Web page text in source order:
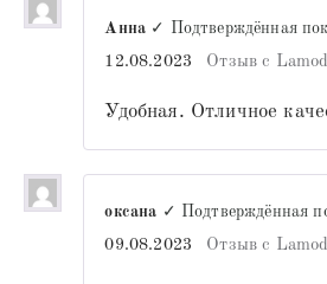
Анна ✓ Подтверждённая
12.08.2023
Отзыв с
Удобная. Отличное
оксана ✓ Подтверждённая
09.08.2023
Отзыв с